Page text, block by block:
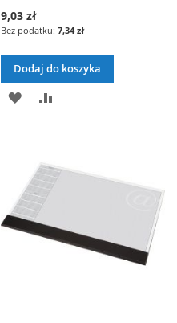
9,03 zł
7,34 zł
Dodaj do koszyka
DODAJ
ŻYCZEŃ